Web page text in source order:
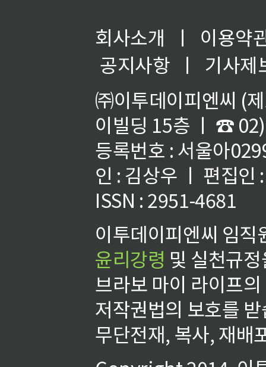
회사소개 ㅣ
이용약
공지사항
ㅣ
기사제
㈜이투데이피엔씨 (
이빌딩 15층 ㅣ ☎
등록번호 : 서울아
인 : 김상우 ㅣ 편집인
ISSN : 2951-4681
이투데이피엔씨 임
윤리강령 및 실천규
브라보 마이 라이프
저작권법의 보호를
무단전재, 복사, 재배